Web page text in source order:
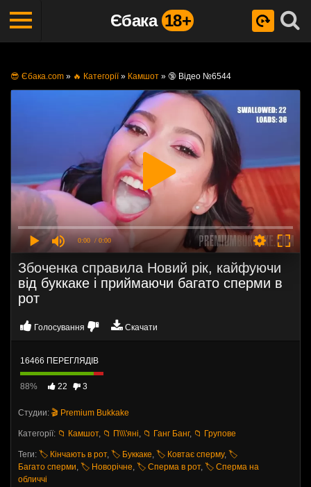
Єбака 18+
😎 Єбака.com » 🔥 Категорії» Камшот » 🔞 Відео №6544
0:00 / 0:00
Збоченка справила Новий рік, кайфуючи
від буккаке і приймаючи багато сперми в
рот
Голосування Скачати
16466 ПЕРЕГЛЯДІВ
88% 22 3
Студии: 🎬 Premium Bukkake
Категорії: 📁 Камшот, 📁 П\\\'яні, 📁 Ганг Банг, 📁 Групове
Теги: 🏷️ Кінчають в рот, 🏷️ Буккаке, 🏷️ Ковтає сперму, 🏷️
Багато сперми, 🏷️ Новорічне, 🏷️ Сперма в рот, 🏷️ Сперма на
обличчі